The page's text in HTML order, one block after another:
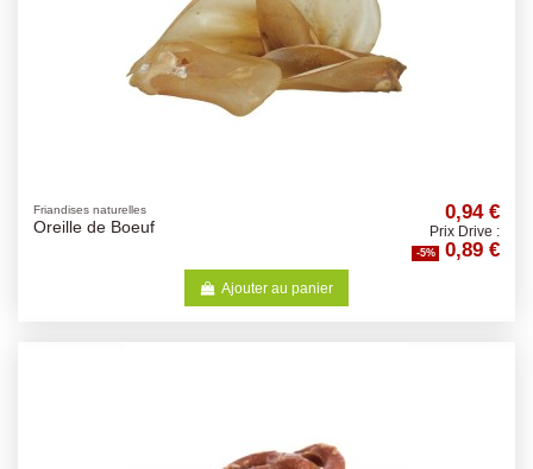
Friandises naturelles
Oreille de Boeuf
0,94 €
Prix Drive :
-5% 0,89 €
Ajouter au panier